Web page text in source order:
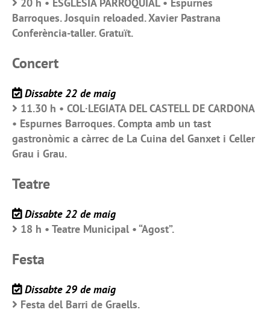
20 h • ESGLÉSIA PARROQUIAL • Espurnes
Barroques. Josquin reloaded. Xavier Pastrana
Conferència-taller. Gratuït.
Concert
Dissabte 22 de maig
11.30 h • COL·LEGIATA DEL CASTELL DE CARDONA
• Espurnes Barroques. Compta amb un tast
gastronòmic a càrrec de La Cuina del Ganxet i Celler
Grau i Grau.
Teatre
Dissabte 22 de maig
18 h • Teatre Municipal • “Agost”.
Festa
Dissabte 29 de maig
Festa del Barri de Graells.